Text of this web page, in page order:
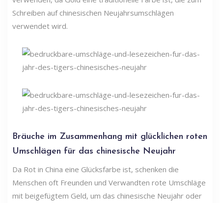
Schreiben auf chinesischen Neujahrsumschlägen
verwendet wird.
Bräuche im Zusammenhang mit glücklichen roten
Umschlägen für das chinesische Neujahr
Da Rot in China eine Glücksfarbe ist, schenken die
Menschen oft Freunden und Verwandten rote Umschläge
mit beigefügtem Geld, um das chinesische Neujahr oder